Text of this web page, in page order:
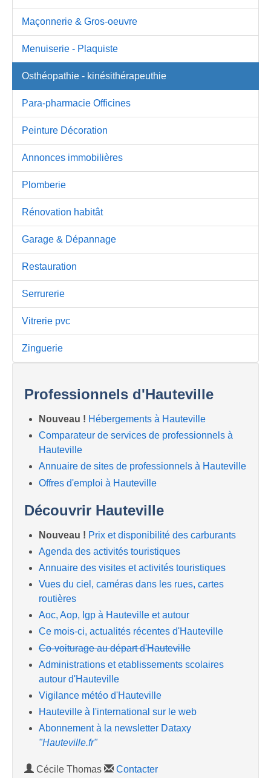
Maçonnerie & Gros-oeuvre
Menuiserie - Plaquiste
Osthéopathie - kinésithérapeuthie
Para-pharmacie Officines
Peinture Décoration
Annonces immobilières
Plomberie
Rénovation habitât
Garage & Dépannage
Restauration
Serrurerie
Vitrerie pvc
Zinguerie
Professionnels d'Hauteville
Nouveau ! Hébergements à Hauteville
Comparateur de services de professionnels à
Hauteville
Annuaire de sites de professionnels à Hauteville
Offres d'emploi à Hauteville
Découvrir Hauteville
Nouveau ! Prix et disponibilité des carburants
Agenda des activités touristiques
Annuaire des visites et activités touristiques
Vues du ciel, caméras dans les rues, cartes
routières
Aoc, Aop, Igp à Hauteville et autour
Ce mois-ci, actualités récentes d'Hauteville
Co-voiturage au départ d'Hauteville
Administrations et etablissements scolaires
autour d'Hauteville
Vigilance météo d'Hauteville
Hauteville à l'international sur le web
Abonnement à la newsletter Dataxy
"Hauteville.fr"
Cécile Thomas
Contacter